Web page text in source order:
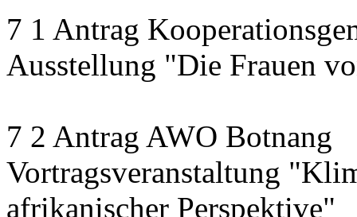
7 1 Antrag
Ausstellung "Die Frauen
7 2 Antrag AWO Botnang
Vortragsveranstaltung
afrikanischer Perspektive"